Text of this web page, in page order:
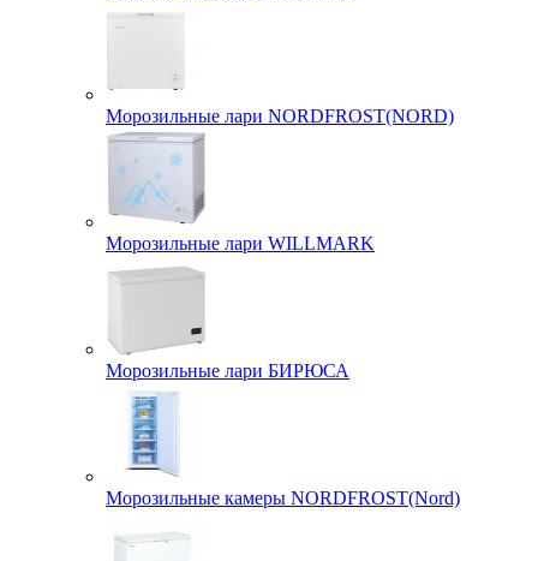
Морозильные лари NORDFROST(NORD)
Морозильные лари WILLMARK
Морозильные лари БИРЮСА
Морозильные камеры NORDFROST(Nord)